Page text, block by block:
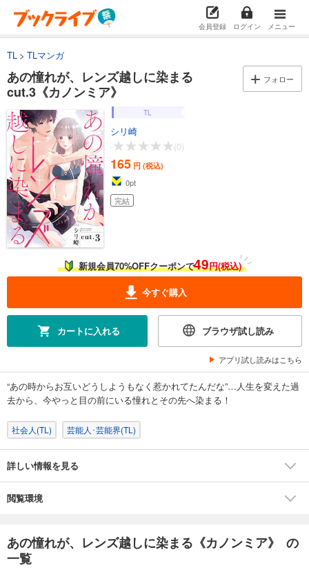
会員登録 ログイン メニュー
TL TLマンガ
あの憧れが、レンズ越しに染まる
cut.3《カノンミア》
フォロー
TL
シリ崎
-
(0)
165 円 (税込)
0pt
完結
新規会員70%OFFクーポンで49円(税込)
今すぐ購入
カートに入れる ブラウザ試し読み
アプリ試し読みはこちら
“あの時からお互いどうしようもなく惹かれてたんだな”…人生を変えた過
去から、今やっと目の前にいる憧れとその先へ染まる！
社会人(TL) 芸能人･芸能界(TL)
詳しい情報を見る
閲覧環境
あの憧れが、レンズ越しに染まる《カノンミア》 の
一覧